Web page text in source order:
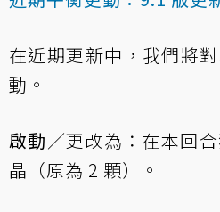
在近期更新中，我們將
動。
啟動／更改為：在本回
晶（原為 2 顆）。